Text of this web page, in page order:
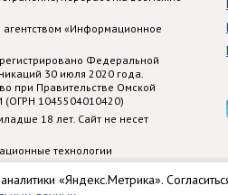
«Яндекс.Метрика».
«Информационное
Федеральной
30 июля 2020 года.
при Правительстве Омской
1045504010420)
18 лет. Сайт не несет
технологии
относящихся к предпочтениям